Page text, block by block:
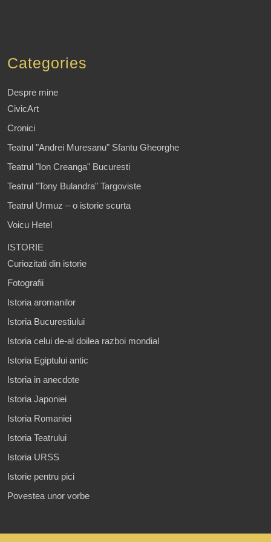
Categories
Despre mine
CivicArt
Cronici
Teatrul "Andrei Muresanu" Sfantu Gheorghe
Teatrul "Ion Creanga" Bucuresti
Teatrul "Tony Bulandra" Targoviste
Teatrul Urmuz – o istorie scurta
Voicu Hetel
ISTORIE
Curiozitati din istorie
Fotografii
Istoria aromanilor
Istoria Bucurestiului
Istoria celui de-al doilea razboi mondial
Istoria Egiptului antic
Istoria in anecdote
Istoria Japoniei
Istoria Romaniei
Istoria Teatrului
Istoria URSS
Istorie pentru pici
Povestea unor vorbe